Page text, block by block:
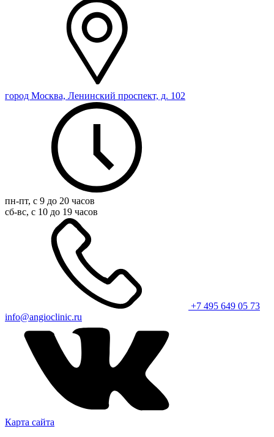
город Москва, Ленинский проспект, д. 102
пн-пт, с 9 до 20 часов
сб-вс, с 10 до 19 часов
+7 495 649 05 73
info@angioclinic.ru
Карта сайта